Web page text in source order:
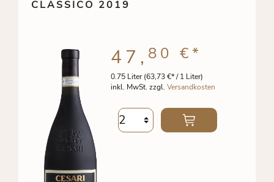
CLASSICO 2019
0.75 Liter(63,73 €* / 1 Liter)
inkl. MwSt. zzgl. Versandkosten
47, 80 €*